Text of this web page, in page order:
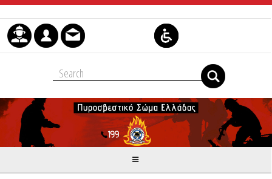
Μετάβαση στο περιεχόμενο